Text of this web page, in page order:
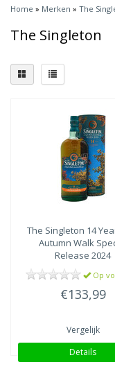
Home » Merken » The
The Singleton
The Singleton 14
Autumn Walk
Release 2024
Op
€133,99
Vergelijk
Details